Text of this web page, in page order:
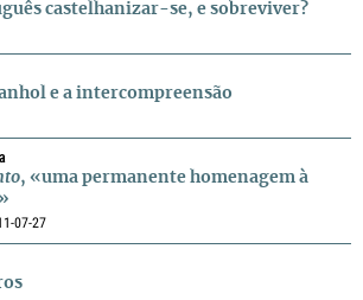
castelhanizar-se, e sobreviver?
e a intercompreensão
, «uma permanente homenagem à
07-27